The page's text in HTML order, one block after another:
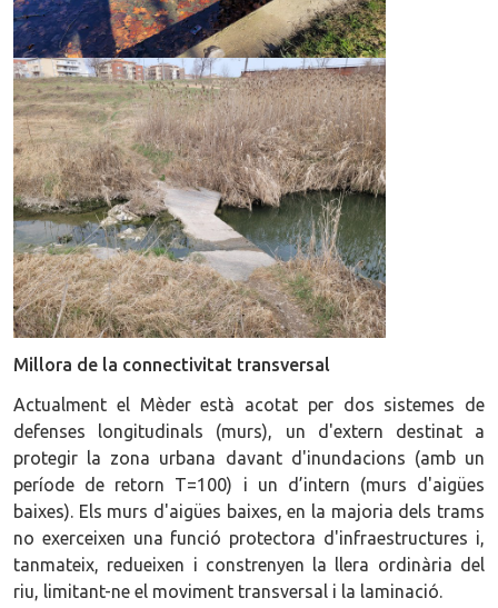
Millora de la connectivitat transversal
Actualment el Mèder està acotat per dos sistemes de
defenses longitudinals (murs), un d'extern destinat a
protegir la zona urbana davant d'inundacions (amb un
període de retorn T=100) i un d’intern (murs d'aigües
baixes). Els murs d'aigües baixes, en la majoria dels trams
no exerceixen una funció protectora d'infraestructures i,
tanmateix, redueixen i constrenyen la llera ordinària del
riu, limitant-ne el moviment transversal i la laminació.